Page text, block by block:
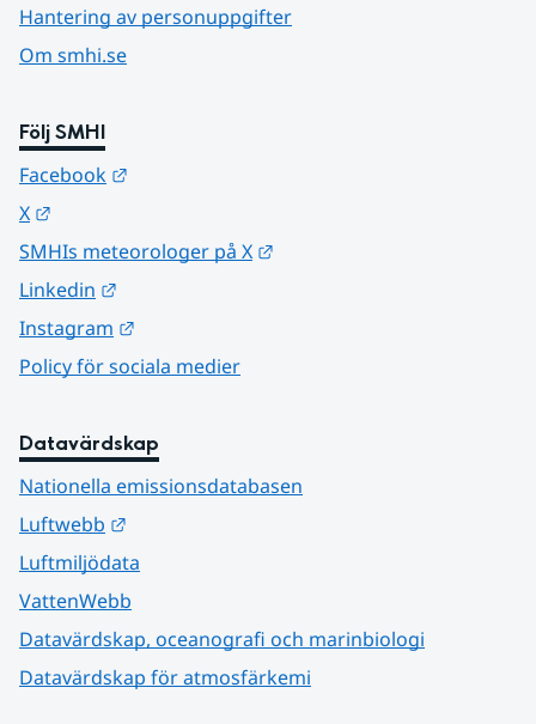
Hantering av personuppgifter
Om smhi.se
Följ SMHI
Facebook
X
SMHIs meteorologer på X
Linkedin
Instagram
Policy för sociala medier
Datavärdskap
Nationella emissionsdatabasen
Luftwebb
Luftmiljödata
VattenWebb
Datavärdskap, oceanografi och marinbiologi
Datavärdskap för atmosfärkemi